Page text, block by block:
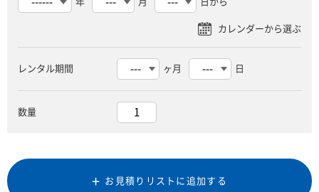
レンタル期間 ヶ月 日
数量
お見積りリストに追加する